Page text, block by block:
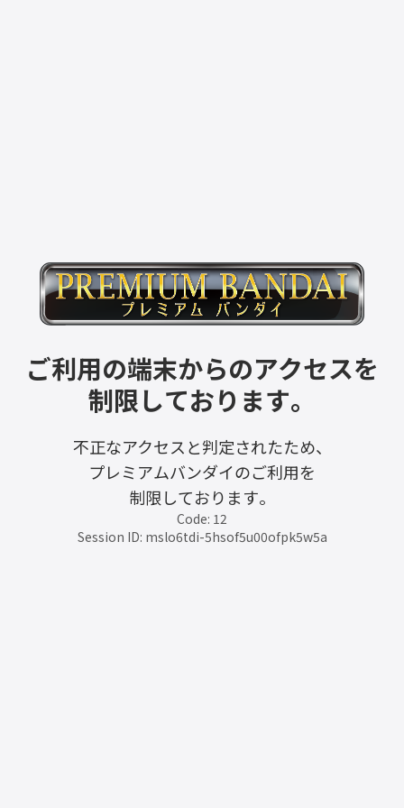
ご利用の端末からのアクセスを
制限しております。
不正なアクセスと判定されたため、
プレミアムバンダイのご利用を
制限しております。
Code: 12
Session ID: mslo6tdi-5hsof5u00ofpk5w5a